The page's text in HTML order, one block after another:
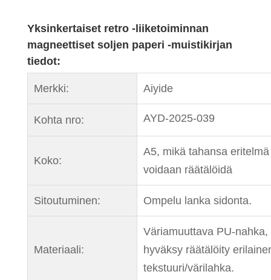
Yksinkertaiset retro -liiketoiminnan
magneettiset soljen paperi -muistikirjan
tiedot:
Merkki: Aiyide
Kohta nro: AYD-2025-039
Koko:
A5, mikä tahansa eritelmä
voidaan räätälöidä
Sitoutuminen: Ompelu lanka sidonta.
Materiaali:
Väriamuuttava PU-nahka,
hyväksy räätälöity
tekstuuri/värilahka.